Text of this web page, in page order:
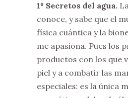
1º Secretos del agua.
conoce, y sabe que el
física cuántica y la
me apasiona. Pues los
productos con los que
piel y a combatir las
especiales: es la única